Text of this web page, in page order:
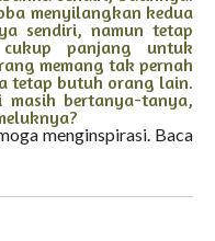
menyilangkan kedua
sendiri, namun tetap
panjang untuk
memang tak pernah
tetap butuh orang lain.
masih bertanya-tanya,
menginspirasi. Baca